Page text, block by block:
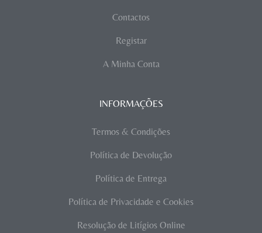
Contactos
Registar
A Minha Conta
INFORMAÇÕES
Termos & Condições
Política de Devolução
Política de Entrega
Política de Privacidade e Cookies
Resolução de Litígios Online